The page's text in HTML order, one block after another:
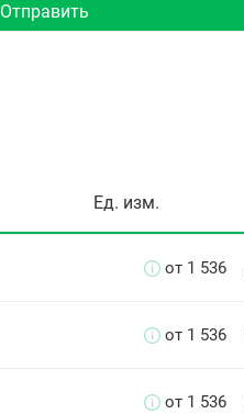
Отправить
Ед. изм.
от 1 536
от 1 536
от 1 536